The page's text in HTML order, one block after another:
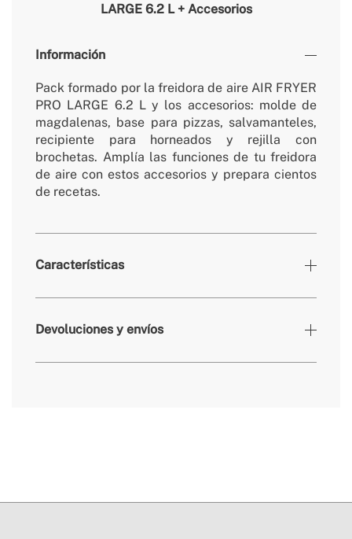
LARGE 6.2 L + Accesorios
Información
Pack formado por la freidora de aire AIR FRYER
PRO LARGE 6.2 L y los accesorios: molde de
magdalenas, base para pizzas, salvamanteles,
recipiente para horneados y rejilla con
brochetas. Amplía las funciones de tu freidora
de aire con estos accesorios y prepara cientos
de recetas.
Características
» Colores Negro
Devoluciones y envíos